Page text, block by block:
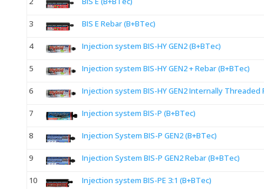
3 BIS E Rebar (B+BTec)
4 Injection system BIS-HY GEN2 (B+BTec)
5 Injection system BIS-HY GEN2 + Rebar (B+BTec)
6 Injection system BIS-HY GEN2 Internally Threaded
7 Injection system BIS-P (B+BTec)
8 Injection System BIS-P GEN2 (B+BTec)
9 Injection System BIS-P GEN2 Rebar (B+BTec)
10 Injection system BIS-PE 3:1 (B+BTec)